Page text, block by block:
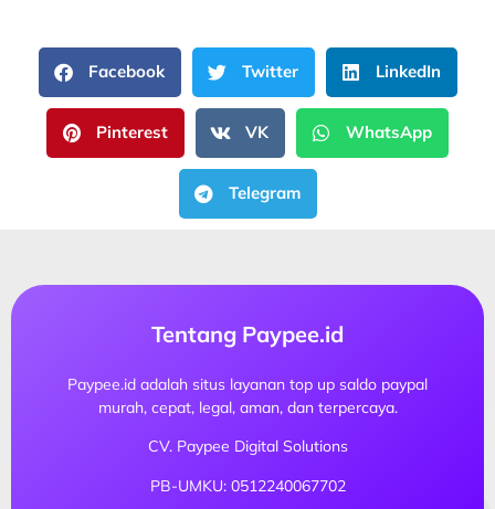
Facebook Twitter LinkedIn
Pinterest VK WhatsApp
Telegram
Tentang Paypee.id
Paypee.id adalah situs layanan top up saldo paypal
murah, cepat, legal, aman, dan terpercaya.
CV. Paypee Digital Solutions
PB-UMKU: 0512240067702